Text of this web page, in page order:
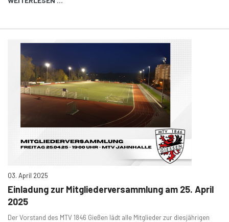
03. April 2025
Einladung zur Mitgliederversammlung am 25. April
2025
Der Vorstand des MTV 1846 Gießen lädt alle Mitglieder zur diesjährigen